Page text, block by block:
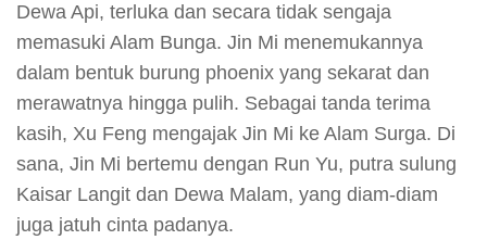
Dewa Api, terluka dan secara tidak sengaja
memasuki Alam Bunga. Jin Mi menemukannya
dalam bentuk burung phoenix yang sekarat dan
merawatnya hingga pulih. Sebagai tanda terima
kasih, Xu Feng mengajak Jin Mi ke Alam Surga. Di
sana, Jin Mi bertemu dengan Run Yu, putra sulung
Kaisar Langit dan Dewa Malam, yang diam-diam
juga jatuh cinta padanya.